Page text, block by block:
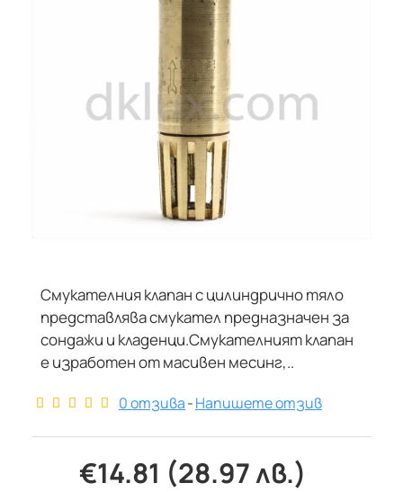
Смукателния клапан с цилиндрично тяло
представлява смукател предназначен за
сондажи и кладенци.Смукателният клапан
е изработен от масивен месинг,..
0 отзива-Напишете отзив
€14.81 (28.97 лв.)